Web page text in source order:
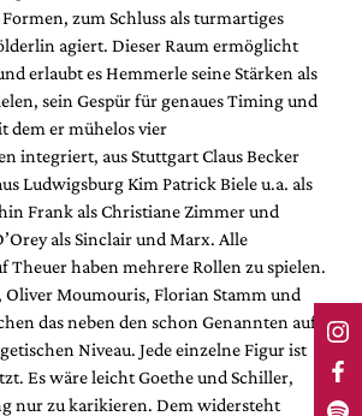
zum Schluss als turmartiges
agiert. Dieser Raum ermöglicht
erlaubt es Hemmerle seine Stärken als
sein Gespür für genaues Timing und
dem er mühelos vier
integriert, aus Stuttgart Claus Becker
Ludwigsburg Kim Patrick Biele u.a. als
Frank als Christiane Zimmer und
als Sinclair und Marx. Alle
Theuer haben mehrere Rollen zu spielen.
Moumouris, Florian Stamm und
das neben den schon Genannten auf
Niveau. Jede einzelne Figur ist
Es wäre leicht Goethe und Schiller,
nur zu karikieren. Dem widersteht